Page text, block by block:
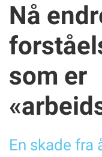
Les siste utgave på
Arkiv
Nyhetsarkiv
Tematisk oversiikt
UTGAVE 2/2026
Nå
som er
En skade fra